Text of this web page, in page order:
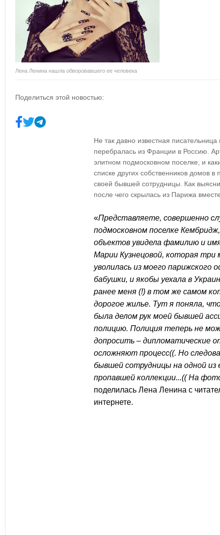
Лена Ленина нашла обворовавшего ее человека
Поделиться этой новостью:
Не так давно известная
перебралась из Франции в Россию.
элитном подмосковном поселке, и
списке других собственников домов
своей бывшей сотрудницы. Как
после чего скрылась из Парижа
«Представляете, совершенно
подмосковном поселке
объектов увидела фамилию и
Марии Кузнецовой, которая три
уволилась из моего парижского
бабушки, и якобы уехала в
ранее меня (!) в том же самом
дорогое жилье. Тут я поняла,
была делом рук моей бывшей
полицию. Полиция теперь не
допросить – дипломатические
осложняют процесс((. Но
бывшей сотрудницы на одной из
пропавшей коллекции...(( На
поделилась Лена Ленина с
интернете.